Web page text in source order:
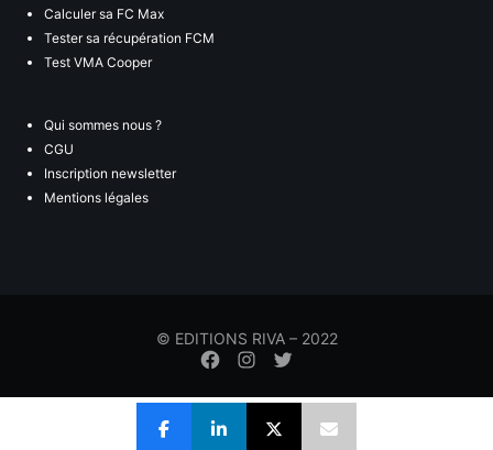
Calculer sa FC Max
Tester sa récupération FCM
Test VMA Cooper
Qui sommes nous ?
CGU
Inscription newsletter
Mentions légales
© EDITIONS RIVA – 2022
Élément
menude
de